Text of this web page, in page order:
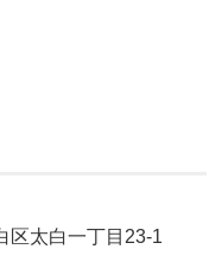
区太白一丁目23-1